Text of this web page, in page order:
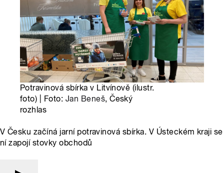
Potravinová sbírka v Litvínově (ilustr.
foto) | Foto: Jan Beneš, Český
rozhlas
V Česku začíná jarní potravinová sbírka. V Ústeckém kraji se
ní zapojí stovky obchodů